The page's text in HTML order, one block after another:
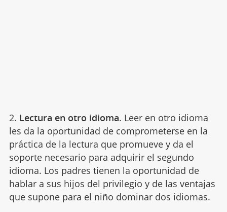
2. Lectura en otro idioma. Leer en otro idioma
les da la oportunidad de comprometerse en la
práctica de la lectura que promueve y da el
soporte necesario para adquirir el segundo
idioma. Los padres tienen la oportunidad de
hablar a sus hijos del privilegio y de las ventajas
que supone para el niño dominar dos idiomas.